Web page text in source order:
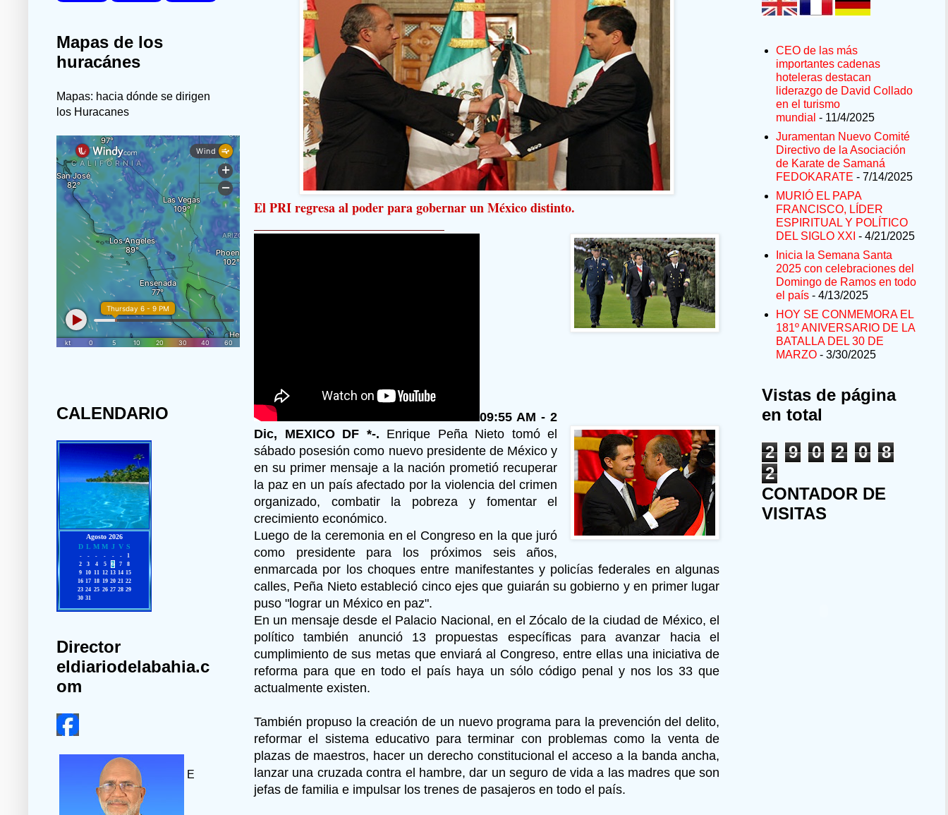
El PRI regresa al poder para gobernar un México distinto.
09:55 AM - 2
Dic, MEXICO DF *-. Enrique Peña Nieto tomó el
sábado posesión como nuevo presidente de México y
en su primer mensaje a la nación prometió recuperar
la paz en un país afectado por la violencia del crimen
organizado, combatir la pobreza y fomentar el
crecimiento económico.
Luego de la ceremonia en el Congreso en la que juró
como presidente para los próximos seis años,
enmarcada por los choques entre manifestantes y policías federales en algunas
calles, Peña Nieto estableció cinco ejes que guiarán su gobierno y en primer lugar
puso "lograr un México en paz".
En un mensaje desde el Palacio Nacional, en el Zócalo de la ciudad de México, el
político también anunció 13 propuestas específicas para avanzar hacia el
cumplimiento de sus metas que enviará al Congreso, entre ellas una iniciativa de
reforma para que en todo el país haya un sólo código penal y nos los 33 que
actualmente existen.
También propuso la creación de un nuevo programa para la prevención del delito,
reformar el sistema educativo para terminar con problemas como la venta de
plazas de maestros, hacer un derecho constitucional el acceso a la banda ancha,
lanzar una cruzada contra el hambre, dar un seguro de vida a las madres que son
jefas de familia e impulsar los trenes de pasajeros en todo el país.
Mapas de los
huracánes
Mapas: hacia dónde se dirigen
los Huracanes
CALENDARIO
Director
eldiariodelabahia.c
om
E
CEO de las más
importantes cadenas
hoteleras destacan
liderazgo de David Collado
en el turismo
mundial - 11/4/2025
Juramentan Nuevo Comité
Directivo de la Asociación
de Karate de Samaná
FEDOKARATE - 7/14/2025
MURIÓ EL PAPA
FRANCISCO, LÍDER
ESPIRITUAL Y POLÍTICO
DEL SIGLO XXI - 4/21/2025
Inicia la Semana Santa
2025 con celebraciones del
Domingo de Ramos en todo
el país - 4/13/2025
HOY SE CONMEMORA EL
181º ANIVERSARIO DE LA
BATALLA DEL 30 DE
MARZO - 3/30/2025
Vistas de página
en total
2
9 0 2 0
8
2
CONTADOR DE
VISITAS